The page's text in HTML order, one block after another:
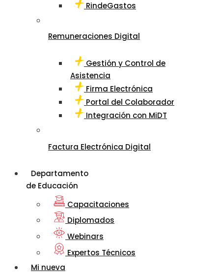
RindeGastos
Remuneraciones Digital
Gestión y Control de
Asistencia
Firma Electrónica
Portal del Colaborador
Integración con MiDT
Factura Electrónica Digital
Departamento
de Educación
Capacitaciones
Diplomados
Webinars
Expertos Técnicos
Mi nueva